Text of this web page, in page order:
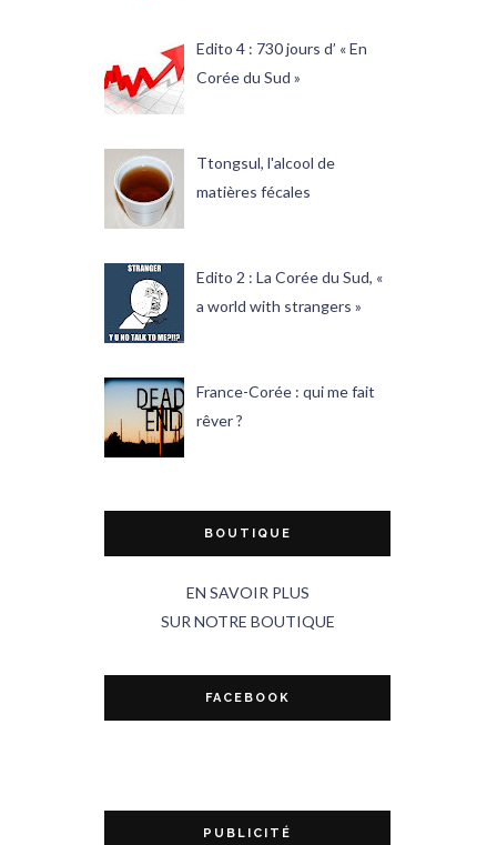
Edito 4 : 730 jours d’ « En
Corée du Sud »
Ttongsul, l'alcool de
matières fécales
Edito 2 : La Corée du Sud, «
a world with strangers »
France-Corée : qui me fait
rêver ?
BOUTIQUE
EN SAVOIR PLUS
SUR NOTRE BOUTIQUE
FACEBOOK
PUBLICITÉ